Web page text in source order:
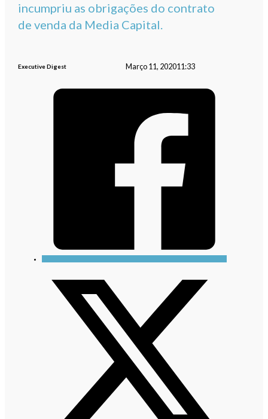
incumpriu as obrigações do contrato
de venda da Media Capital.
Executive Digest Março 11, 202011:33